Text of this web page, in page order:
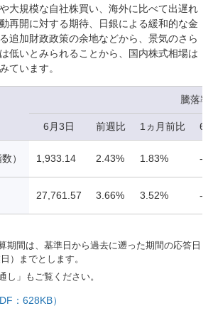
大規模な自社株買い、海外に比べて出遅れ
再開に対する期待、日銀による緩和的な金
追加財政政策の余地などから、景気のさら
低いとみられることから、国内株式相場は
ています。
騰落率
6月3日 前週比 1ヵ月前比 6
） 1,933.14 2.43% 1.83% -
27,761.57 3.66% 3.52% -
期間は、基準日から過去に遡った期間の応答日
）までとします。
し」もご覧ください。
：628KB）